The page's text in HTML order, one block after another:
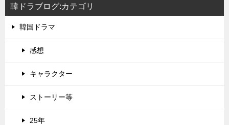
韓ドラブログ:カテゴリ
韓国ドラマ
感想
キャラクター
ストーリー等
25年